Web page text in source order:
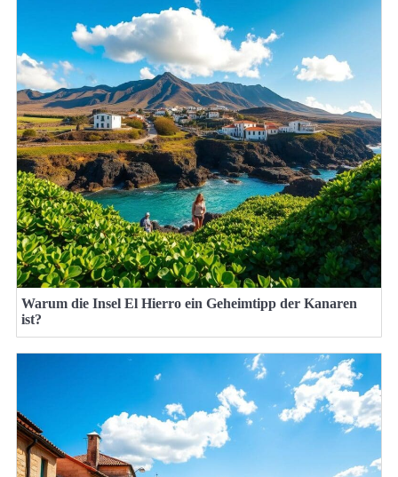
Warum die Insel El Hierro ein Geheimtipp der Kanaren
ist?